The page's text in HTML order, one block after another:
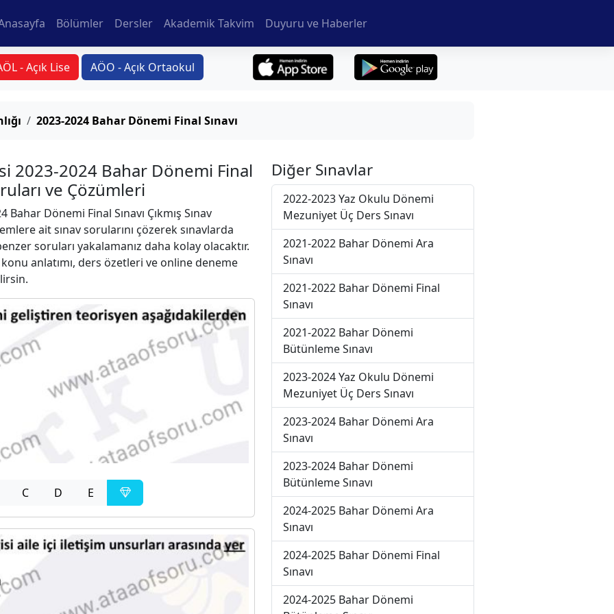
Bölümler Dersler Akademik Takvim Duyuru ve Haberler
- Açık Lise AÖO - Açık Ortaokul
2023-2024 Bahar Dönemi Final Sınavı
2023-2024 Bahar Dönemi Final
ve Çözümleri
Bahar Dönemi Final Sınavı Çıkmış Sınav
ait sınav sorularını çözerek sınavlarda
soruları yakalamanız daha kolay olacaktır.
konu anlatımı, ders özetleri ve online deneme
C D E
Diğer Sınavlar
2022-2023 Yaz Okulu Dönemi
Mezuniyet Üç Ders Sınavı
2021-2022 Bahar Dönemi Ara
Sınavı
2021-2022 Bahar Dönemi Final
Sınavı
2021-2022 Bahar Dönemi
Bütünleme Sınavı
2023-2024 Yaz Okulu Dönemi
Mezuniyet Üç Ders Sınavı
2023-2024 Bahar Dönemi Ara
Sınavı
2023-2024 Bahar Dönemi
Bütünleme Sınavı
2024-2025 Bahar Dönemi Ara
Sınavı
2024-2025 Bahar Dönemi Final
Sınavı
2024-2025 Bahar Dönemi